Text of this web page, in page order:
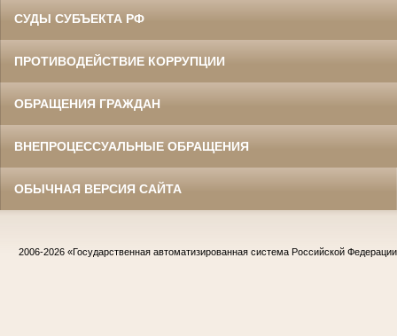
СУДЫ СУБЪЕКТА РФ
ПРОТИВОДЕЙСТВИЕ КОРРУПЦИИ
ОБРАЩЕНИЯ ГРАЖДАН
ВНЕПРОЦЕССУАЛЬНЫЕ ОБРАЩЕНИЯ
ОБЫЧНАЯ ВЕРСИЯ САЙТА
2006-2026 «Государственная автоматизированная система Российской